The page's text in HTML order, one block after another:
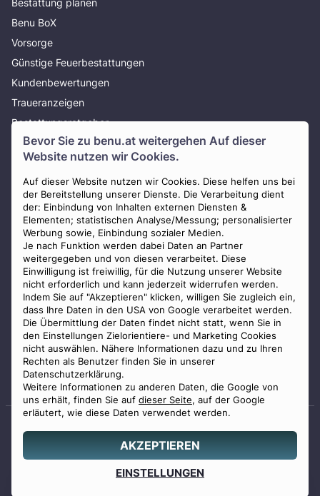
Bevor Sie zu benu.at weitergehen Auf dieser
Website nutzen wir Cookies.
Auf dieser Website nutzen wir Cookies. Diese helfen uns bei
der Bereitstellung unserer Dienste. Die Verarbeitung dient
der: Einbindung von Inhalten externen Diensten &
Elementen; statistischen Analyse/Messung; personalisierter
Werbung sowie, Einbindung sozialer Medien.
Je nach Funktion werden dabei Daten an Partner
weitergegeben und von diesen verarbeitet. Diese
Einwilligung ist freiwillig, für die Nutzung unserer Website
nicht erforderlich und kann jederzeit widerrufen werden.
Indem Sie auf "Akzeptieren" klicken, willigen Sie zugleich ein,
dass Ihre Daten in den USA von Google verarbeitet werden.
Die Übermittlung der Daten findet nicht statt, wenn Sie in
den Einstellungen Zielorientiere- und Marketing Cookies
nicht auswählen. Nähere Informationen dazu und zu Ihren
Rechten als Benutzer finden Sie in unserer
Datenschutzerklärung.
Weitere Informationen zu anderen Daten, die Google von
uns erhält, finden Sie auf dieser Seite, auf der Google
erläutert, wie diese Daten verwendet werden.
AKZEPTIEREN
EINSTELLUNGEN
0800 88 44 04
erstellen
Bestattung planen
Benu BoX
Vorsorge
Günstige Feuerbestattungen
Kundenbewertungen
Traueranzeigen
Bestattungsratgeber
Über uns
Presse
AGB
Impressum
Datenschutz
Widerrufsbelehrung
Zahlungsmöglichkeiten
Staatlich geprüfter
© 2026 Benu GmbH. Alle Rechte vorbehalten.